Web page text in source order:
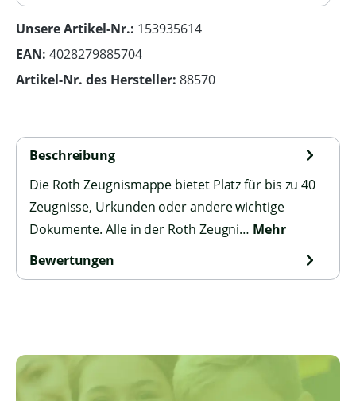
Unsere Artikel-Nr.: 153935614
EAN: 4028279885704
Artikel-Nr. des Hersteller: 88570
Beschreibung
Die Roth Zeugnismappe bietet Platz für bis zu 40
Zeugnisse, Urkunden oder andere wichtige
Dokumente. Alle in der Roth Zeugni… Mehr
Bewertungen